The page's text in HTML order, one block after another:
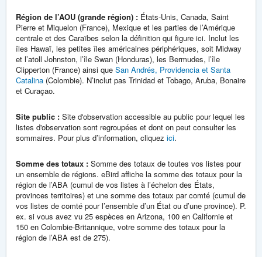
Région de l’AOU (grande région) : États-Unis, Canada, Saint
Pierre et Miquelon (France), Mexique et les parties de l’Amérique
centrale et des Caraïbes selon la définition qui figure ici. Inclut les
îles Hawaï, les petites îles américaines périphériques, soit Midway
et l’atoll Johnston, l’île Swan (Honduras), les Bermudes, l’île
Clipperton (France) ainsi que San Andrés, Providencia et Santa
Catalina (Colombie). N’inclut pas Trinidad et Tobago, Aruba, Bonaire
et Curaçao.
Site public : Site d'observation accessible au public pour lequel les
listes d'observation sont regroupées et dont on peut consulter les
sommaires. Pour plus d’information, cliquez ici.
Somme des totaux : Somme des totaux de toutes vos listes pour
un ensemble de régions. eBird affiche la somme des totaux pour la
région de l’ABA (cumul de vos listes à l’échelon des États,
provinces territoires) et une somme des totaux par comté (cumul de
vos listes de comté pour l’ensemble d’un État ou d’une province). P.
ex. si vous avez vu 25 espèces en Arizona, 100 en Californie et
150 en Colombie-Britannique, votre somme des totaux pour la
région de l’ABA est de 275).